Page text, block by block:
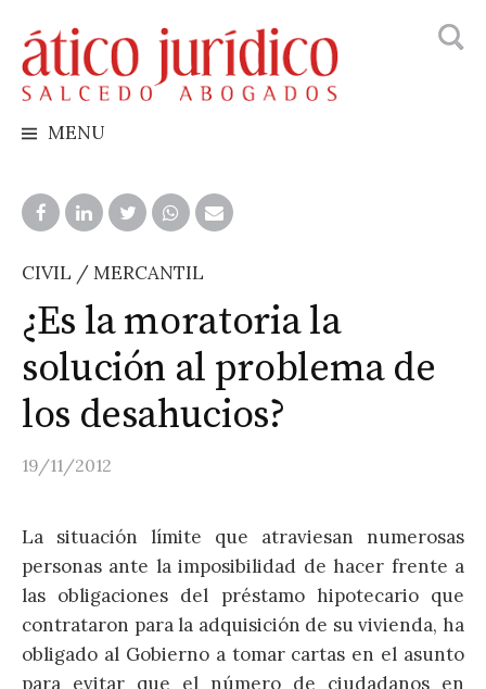
to
content
MENU
CIVIL / MERCANTIL
¿Es la moratoria la
solución al problema de
los desahucios?
19/11/2012
La situación límite que atraviesan numerosas
personas ante la imposibilidad de hacer frente a
las obligaciones del préstamo hipotecario que
contrataron para la adquisición de su vivienda, ha
obligado al Gobierno a tomar cartas en el asunto
para evitar que el número de ciudadanos en